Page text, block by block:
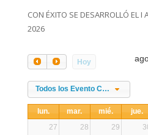
CON ÉXITO SE DESARROLLÓ EL
2026
Hoy
Todos los Evento Categories
lun. mar. mié. jue.
27
28 29